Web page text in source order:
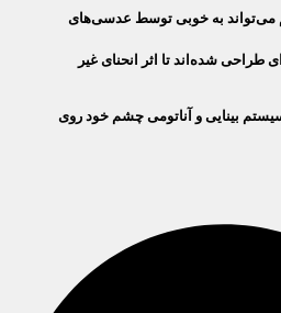
می‌تواند به خوبی توسط عدسی‌های
شده‌اند تا اثر انحنای غیر
بینایی و آناتومی چشم خود روی